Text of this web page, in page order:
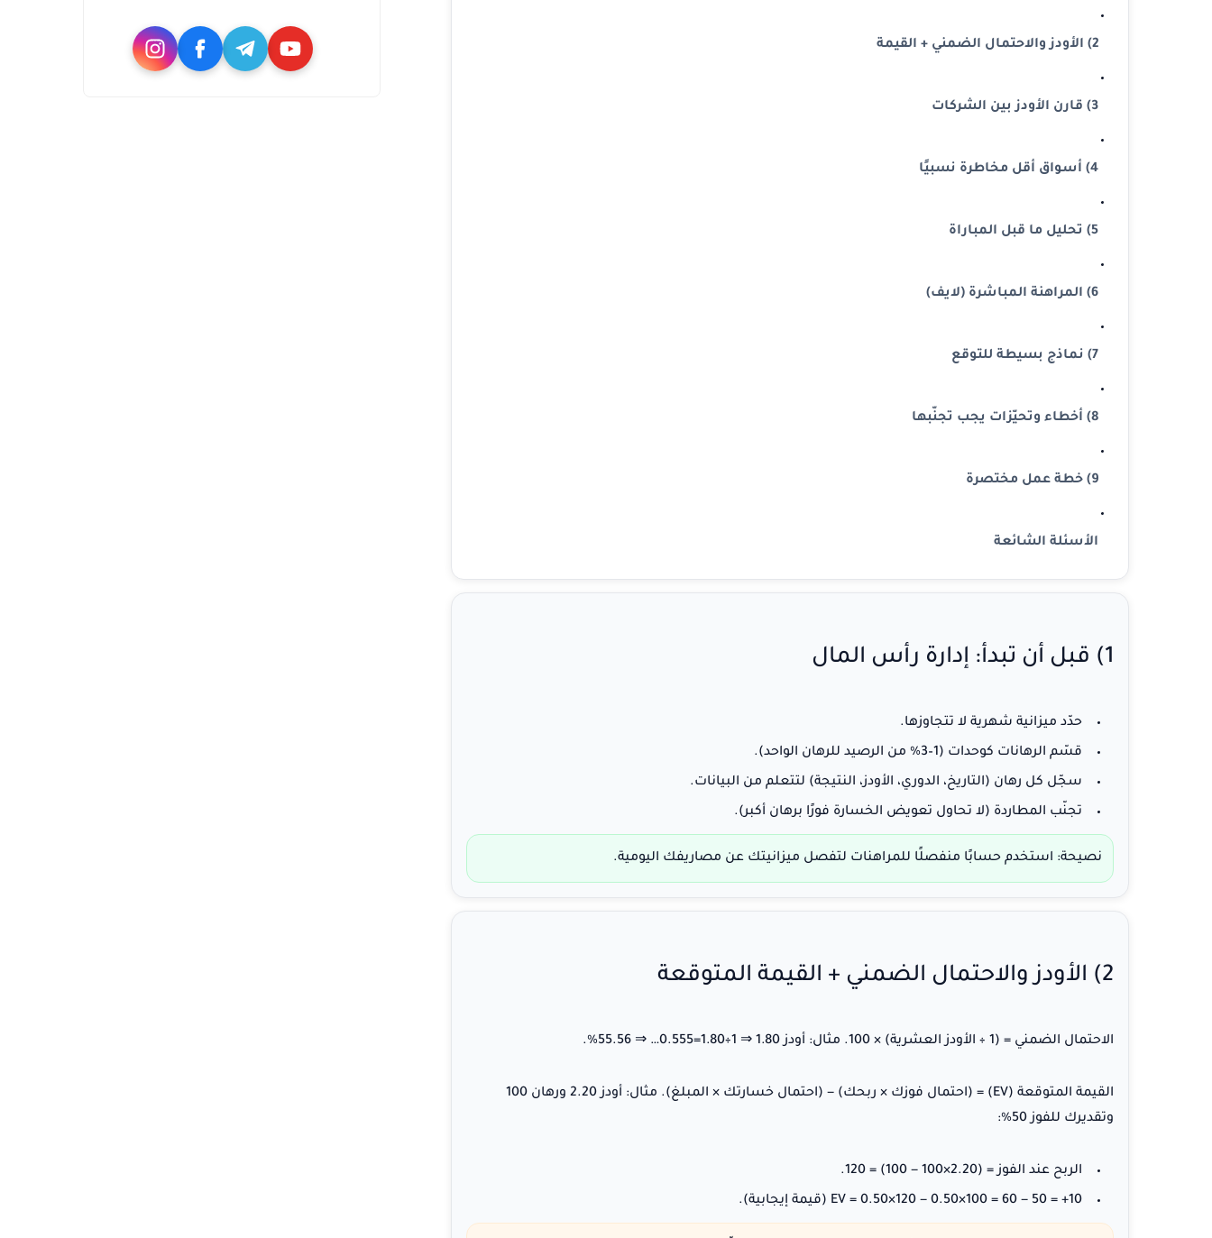
2) الأودز والاحتمال الضمني + القيمة
3) قارن الأودز بين الشركات
4) أسواق أقل مخاطرة نسبيًا
5) تحليل ما قبل المباراة
6) المراهنة المباشرة (لايف)
7) نماذج بسيطة للتوقع
8) أخطاء وتحيّزات يجب تجنّبها
9) خطة عمل مختصرة
الأسئلة الشائعة
1) قبل أن تبدأ: إدارة رأس المال
حدّد ميزانية شهرية لا تتجاوزها.
قسّم الرهانات كوحدات (1–3% من الرصيد للرهان الواحد).
سجّل كل رهان (التاريخ، الدوري، الأودز، النتيجة) لتتعلم من البيانات.
تجنّب المطاردة (لا تحاول تعويض الخسارة فورًا برهان أكبر).
نصيحة: استخدم حسابًا منفصلًا للمراهنات لتفصل ميزانيتك عن مصاريفك اليومية.
2) الأودز والاحتمال الضمني + القيمة المتوقعة
الاحتمال الضمني = (1 ÷ الأودز العشرية) × 100. مثال: أودز 1.80 ⇒ 1÷1.80=0.555… ⇒ 55.56%
.
القيمة المتوقعة (EV)
= (احتمال فوزك × ربحك) − (احتمال خسارتك × المبلغ). مثال: أودز 2.20 ورهان 100
وتقديرك للفوز 50%:
الربح عند الفوز = (2.20×100 − 100) = 120
.
EV = 0.50×120 − 0.50×100 = 60 − 50 = +10 (قيمة إيجابية).